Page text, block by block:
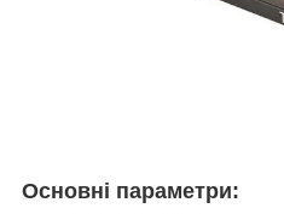
Основні параметри: